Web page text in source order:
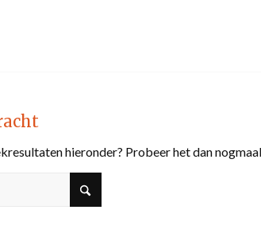
hieronder? Probeer het dan